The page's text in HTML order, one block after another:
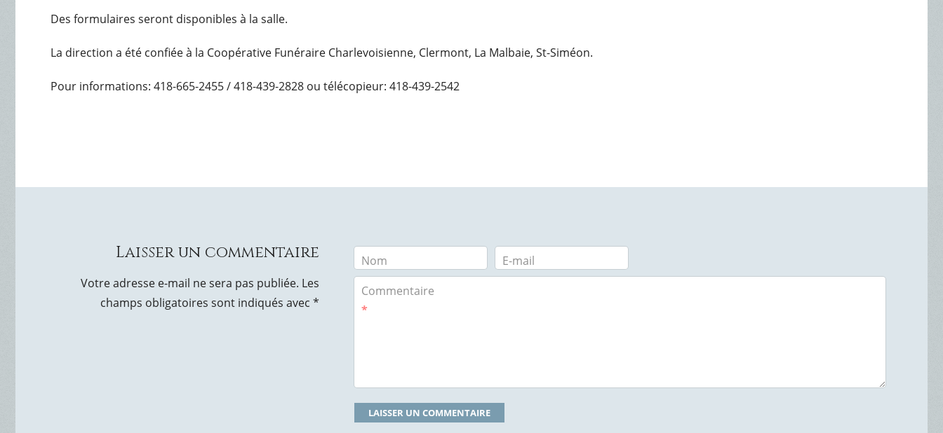
Des formulaires seront disponibles à la salle.
La direction a été confiée à la Coopérative Funéraire Charlevoisienne, Clermont, La Malbaie, St-Siméon.
Pour informations: 418-665-2455 / 418-439-2828 ou télécopieur: 418-439-2542
Laisser un commentaire
Votre adresse e-mail ne sera pas publiée. Les
champs obligatoires sont indiqués avec *
Nom
E-mail
Commentaire
*